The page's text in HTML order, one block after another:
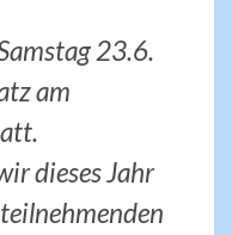
23.6.
am
dieses Jahr